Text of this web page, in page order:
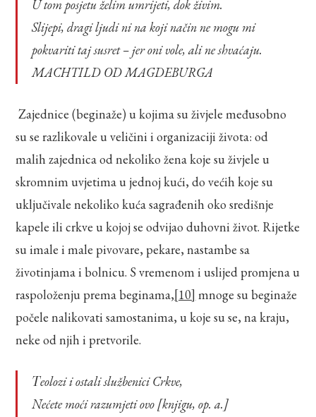
U tom posjetu želim umrijeti, dok živim.
Slijepi, dragi ljudi ni na koji način ne mogu mi
pokvariti taj susret – jer oni vole, ali ne shvaćaju.
MACHTILD OD MAGDEBURGA
Zajednice (beginaže) u kojima su živjele međusobno
su se razlikovale u veličini i organizaciji života: od
malih zajednica od nekoliko žena koje su živjele u
skromnim uvjetima u jednoj kući, do većih koje su
uključivale nekoliko kuća sagrađenih oko središnje
kapele ili crkve u kojoj se odvijao duhovni život. Rijetke
su imale i male pivovare, pekare, nastambe sa
životinjama i bolnicu. S vremenom i uslijed promjena u
raspoloženju prema beginama,[10] mnoge su beginaže
počele nalikovati samostanima, u koje su se, na kraju,
neke od njih i pretvorile.
Teolozi i ostali službenici Crkve,
Nećete moći razumjeti ovo [knjigu, op. a.]